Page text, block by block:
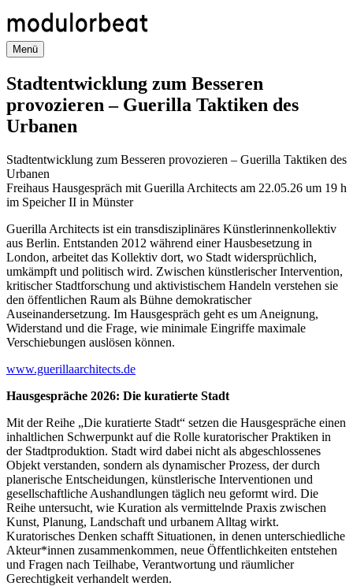
zum
Inhalt
Menü
Stadtentwicklung zum Besseren
provozieren – Guerilla Taktiken des
Urbanen
Stadtentwicklung zum Besseren provozieren – Guerilla Taktiken des
Urbanen
Freihaus Hausgespräch mit Guerilla Architects am 22.05.26 um 19 h
im Speicher II in Münster
Guerilla Architects ist ein transdisziplinäres Künstlerinnenkollektiv
aus Berlin. Entstanden 2012 während einer Hausbesetzung in
London, arbeitet das Kollektiv dort, wo Stadt widersprüchlich,
umkämpft und politisch wird. Zwischen künstlerischer Intervention,
kritischer Stadtforschung und aktivistischem Handeln verstehen sie
den öffentlichen Raum als Bühne demokratischer
Auseinandersetzung. Im Hausgespräch geht es um Aneignung,
Widerstand und die Frage, wie minimale Eingriffe maximale
Verschiebungen auslösen können.
www.guerillaarchitects.de
Hausgespräche 2026: Die kuratierte Stadt
Mit der Reihe „Die kuratierte Stadt“ setzen die Hausgespräche einen
inhaltlichen Schwerpunkt auf die Rolle kuratorischer Praktiken in
der Stadtproduktion. Stadt wird dabei nicht als abgeschlossenes
Objekt verstanden, sondern als dynamischer Prozess, der durch
planerische Entscheidungen, künstlerische Interventionen und
gesellschaftliche Aushandlungen täglich neu geformt wird. Die
Reihe untersucht, wie Kuration als vermittelnde Praxis zwischen
Kunst, Planung, Landschaft und urbanem Alltag wirkt.
Kuratorisches Denken schafft Situationen, in denen unterschiedliche
Akteur*innen zusammenkommen, neue Öffentlichkeiten entstehen
und Fragen nach Teilhabe, Verantwortung und räumlicher
Gerechtigkeit verhandelt werden.